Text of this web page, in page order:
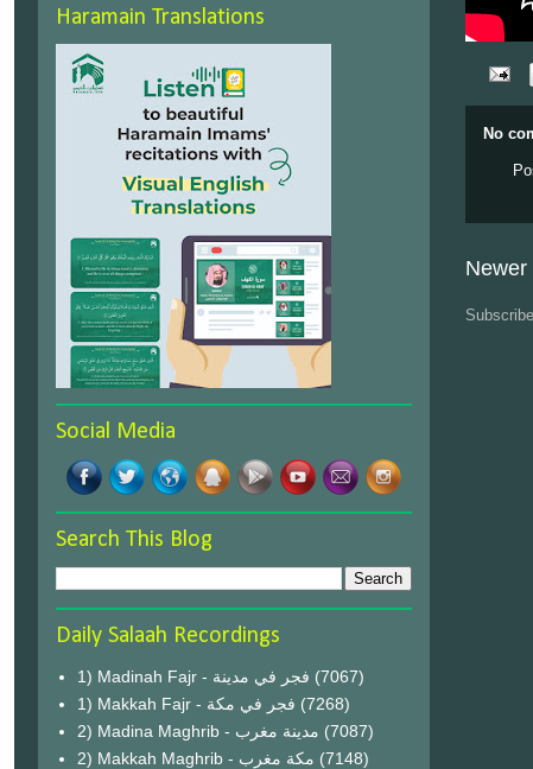
No
Newer
Haramain Translations
Social Media
Search This Blog
Daily Salaah Recordings
1) Madinah Fajr - فجر في مدينة (7067)
1) Makkah Fajr - فجر في مكة (7268)
2) Madina Maghrib - مدينة مغرب (7087)
2) Makkah Maghrib - مكة مغرب (7148)